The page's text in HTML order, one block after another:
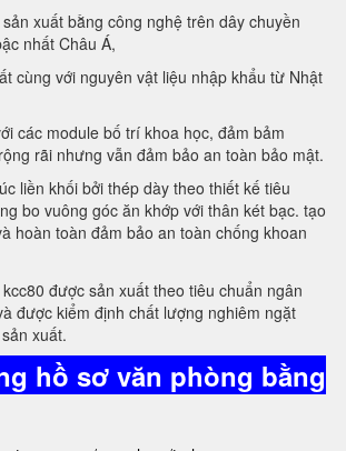
xuất bằng công nghệ trên dây chuyền
nhất Châu Á,
cùng với nguyên vật liệu nhập khẩu từ Nhật
các module bố trí khoa học, đảm bảm
rãi nhưng vẫn đảm bảo an toàn bảo mật.
liền khối bởi thép dày theo thiết kế tiêu
bo vuông góc ăn khớp với thân két bạc. tạo
hoàn toàn đảm bảo an toàn chống khoan
được sản xuất theo tiêu chuẩn ngân
được kiểm định chất lượng nghiêm ngặt
xuất.
hồ sơ văn phòng bằng